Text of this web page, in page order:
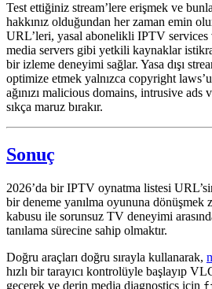
Test ettiğiniz stream’lere erişmek ve
hakkınız olduğundan her zaman emin
URL’leri, yasal abonelikli IPTV services
media servers gibi yetkili kaynaklar
bir izleme deneyimi sağlar. Yasa dışı
optimize etmek yalnızca copyright
ağınızı malicious domains, intrusive
sıkça maruz bırakır.
Sonuç
2026’da bir IPTV oynatma listesi
bir deneme yanılma oyununa
kabusu ile sorunsuz TV deneyimi
tanılama sürecine sahip olmaktır.
Doğru araçları doğru sırayla kullanarak,
hızlı bir tarayıcı kontrolüyle başlayıp
geçerek ve derin media diagnostics için